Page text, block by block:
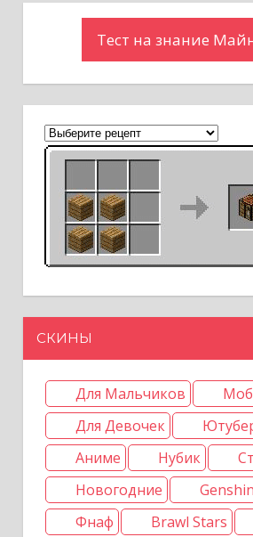
Тест на знание
СКИНЫ
Для Мальчиков
Для Девочек
Аниме
Нубик
Новогодние
Фнаф
Brawl Stars